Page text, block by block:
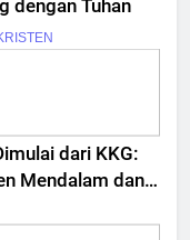
dengan Tuhan
dari KKG:
Mendalam dan